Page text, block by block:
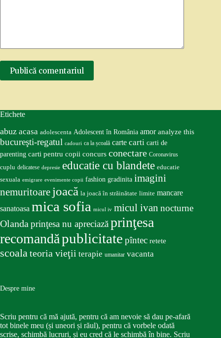
Publică comentariul
Etichete
abuz acasa adolescenta Adolescent în România amor analyze this
bucureşti-regatul cadouri ca la școală carte carti carti de
parenting carti pentru copii concurs conectare Coronavirus
cuplu delicatese depresie educatie cu blandete educatie
sexuala emigrare evenimente copii fashion gradinita imagini
nemuritoare joacă la joacă în străinătate limite mancare
sanatoasa mica sofia micul iv micul ivan nocturne
Olandaprinţesa nu apreciazăprinţesa
recomandăpublicitate pîntec retete
scoalateoria vieţii terapie umanitar vacanta
Despre mine
Scriu pentru că mă ajută, pentru că am nevoie să dau pe-afară
tot binele meu (și uneori și răul), pentru că vorbele odată
scrise, schimbă lucruri, și eu cred că le schimbă în bine. Scriu